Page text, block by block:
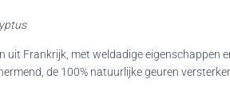
uit Frankrijk, met weldadige eigenschappen
de 100% natuurlijke geuren